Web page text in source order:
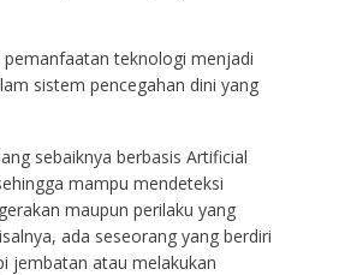
pemanfaatan teknologi menjadi
sistem pencegahan dini yang
sebaiknya berbasis Artificial
mampu mendeteksi
maupun perilaku yang
ada seseorang yang berdiri
jembatan atau melakukan